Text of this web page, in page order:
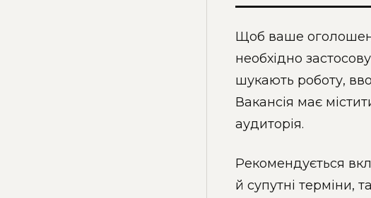
Щоб ваше
необхідно
шукають роботу,
Вакансія має
аудиторія.
Рекомендується
й супутні терміни,